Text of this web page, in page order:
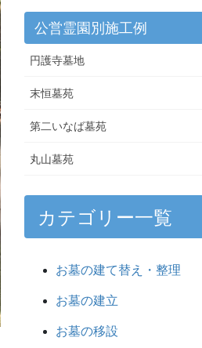
公営霊園別施工例
円護寺墓地
末恒墓苑
第二いなば墓苑
丸山墓苑
カテゴリー一覧
お墓の建て替え・整理
お墓の建立
お墓の移設